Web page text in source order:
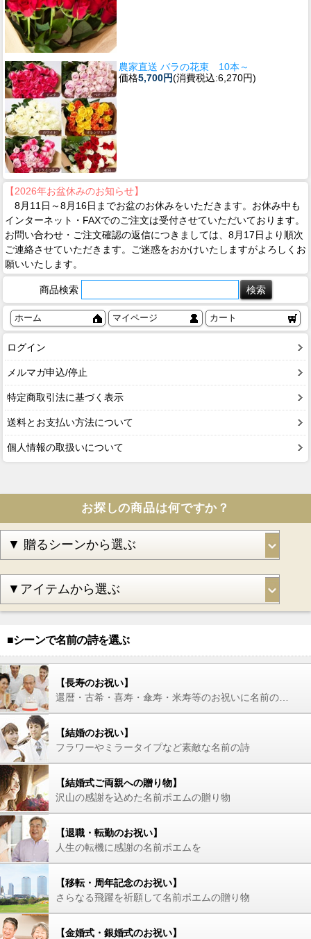
農家直送 バラの花束 10本～
価格5,700円(消費税込:6,270円)
【2026年お盆休みのお知らせ】
8月11日～8月16日までお盆のお休みをいただきます。お休み中も
インターネット・FAXでのご注文は受付させていただいております。
お問い合わせ・ご注文確認の返信につきましては、8月17日より順次
ご連絡させていただきます。ご迷惑をおかけいたしますがよろしくお
願いいたします。
商品検索
ホーム マイページ カート
ログイン
メルマガ申込/停止
特定商取引法に基づく表示
送料とお支払い方法について
個人情報の取扱いについて
お探しの商品は何ですか？
■シーンで名前の詩を選ぶ
【長寿のお祝い】
【結婚のお祝い】
フラワーやミラータイプなど素敵な名前の詩
【結婚式ご両親への贈り物】
沢山の感謝を込めた名前ポエムの贈り物
【退職・転勤のお祝い】
人生の転機に感謝の名前ポエムを
【移転・周年記念のお祝い】
さらなる飛躍を祈願して名前ポエムの贈り物
【金婚式・銀婚式のお祝い】